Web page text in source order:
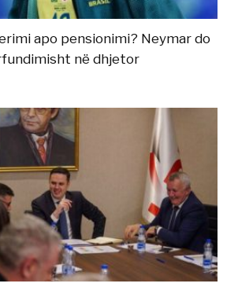
apo pensionimi? Neymar do
në dhjetor